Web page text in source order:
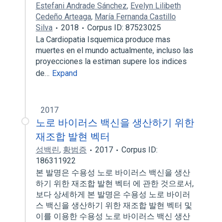
Estefani Andrade Sánchez, Evelyn Lilibeth
Cedeño Arteaga, María Fernanda Castillo
Silva
2018
Corpus ID: 87523025
La Cardiopatia Isquemica produce mas
muertes en el mundo actualmente, incluso las
proyecciones la estiman supere los indices
de… Expand
2017
노로 바이러스 백신을 생산하기 위한
재조합 발현 벡터
성백린, 황범증 2017
Corpus ID:
186311922
본 발명은 수용성 노로 바이러스 백신을 생산
하기 위한 재조합 발현 벡터 에 관한 것으로서,
보다 상세하게 본 발명은 수용성 노로 바이러
스 백신을 생산하기 위한 재조합 발현 벡터 및
이를 이용한 수용성 노로 바이러스 백신 생산